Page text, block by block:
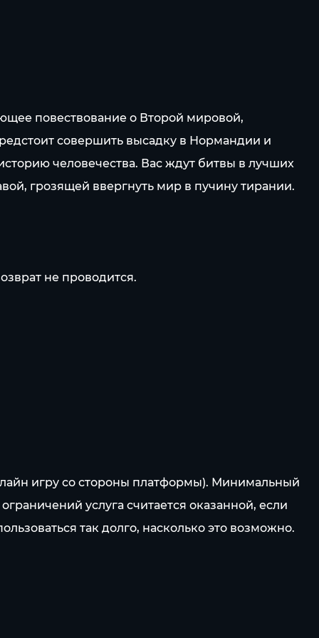
повествование о Второй мировой,
совершить высадку в Нормандии и
человечества. Вас ждут битвы в лучших
грозящей ввергнуть мир в пучину тирании.
не проводится.
игру со стороны платформы). Минимальный
услуга считается оказанной, если
так долго, насколько это возможно.